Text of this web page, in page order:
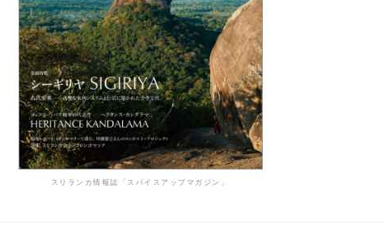
スリランカ情報誌「スパイスアップマガジン」